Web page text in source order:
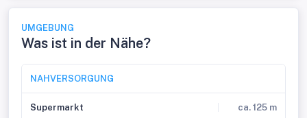
UMGEBUNG
Was ist in der Nähe?
NAHVERSORGUNG
Supermarkt ca. 125 m